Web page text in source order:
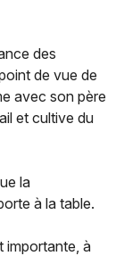
des
de vue de
avec son père
et cultive du
la
à la table.
importante, à